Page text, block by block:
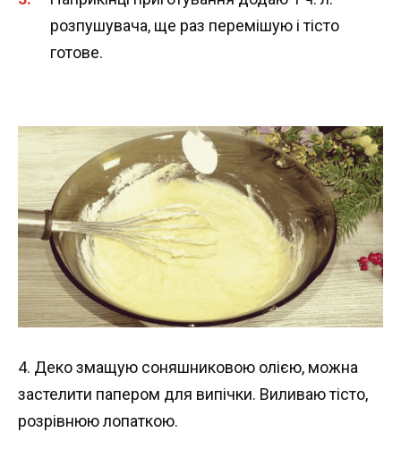
розпушувача, ще раз перемішую і тісто
готове.
4. Деко змащую соняшниковою олією, можна
застелити папером для випічки. Виливаю тісто,
розрівнюю лопаткою.